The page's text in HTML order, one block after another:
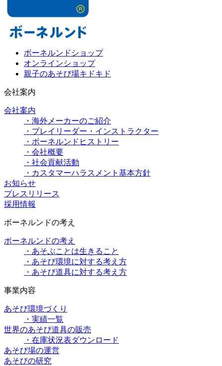
ボーネルンドショップ
オンラインショップ
親子のあそび場キドキド
会社案内
会社案内
・海外メーカーのご紹介
・プレイリーダー・インストラクター
・ボーネルンドヒストリー
・会社概要
・社会貢献活動
・カスタマーハラスメント基本方針
お知らせ
プレスリリース
採用情報
ボーネルンドの考え
ボーネルンドの考え
・あそぶことは生きること
・あそび環境に対する考え方
・あそび道具に対する考え方
事業内容
あそび環境づくり
・実績一覧
世界のあそび道具の販売
・在庫状況表ダウンロード
あそび場の運営
あそびの研究